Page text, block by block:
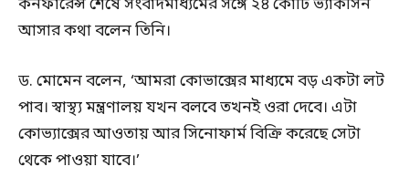
কনফারেন্স শেষে সংবাদমাধ্যমের সঙ্গে ২৪ কোটি ভ্যাকসিন
আসার কথা বলেন তিনি।
ড. মোমেন বলেন, ‘আমরা কোভাক্সের মাধ্যমে বড় একটা লট
পাব। স্বাস্থ্য মন্ত্রণালয় যখন বলবে তখনই ওরা দেবে। এটা
কোভ্যাক্সের আওতায় আর সিনোফার্ম বিক্রি করেছে সেটা
থেকে পাওয়া যাবে।’